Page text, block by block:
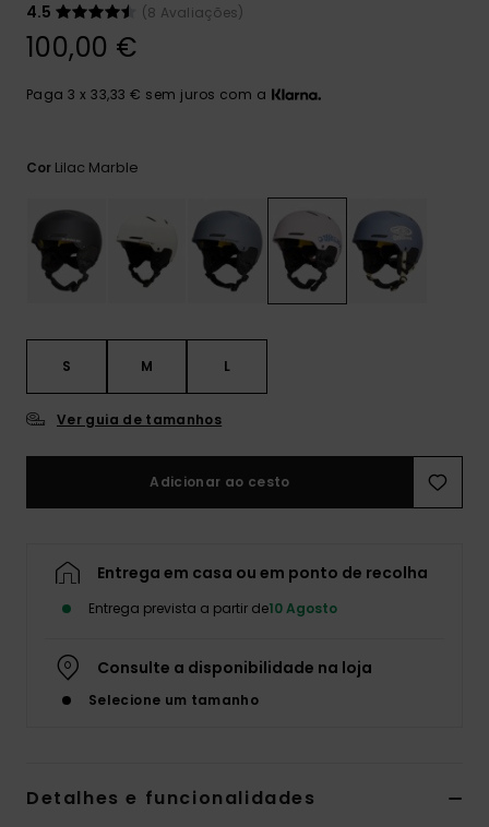
frequentes e o
4.5
(8 Avaliações)
100,00 €
Paga 3 x 33,33 € sem juros com a
Cor Lilac Marble
S M L
Ver guia de tamanhos
Adicionar ao cesto
Entrega em casa ou em ponto de recolha
Entrega prevista a partir de10 Agosto
Consulte a disponibilidade na loja
Selecione um tamanho
Detalhes e funcionalidades